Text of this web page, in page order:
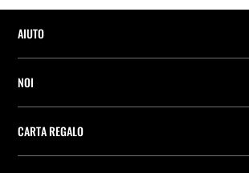
AIUTO
Rintraccia il tuo ordine
Ricerca dei punti di consegna
NOI
Società
CARTA REGALO